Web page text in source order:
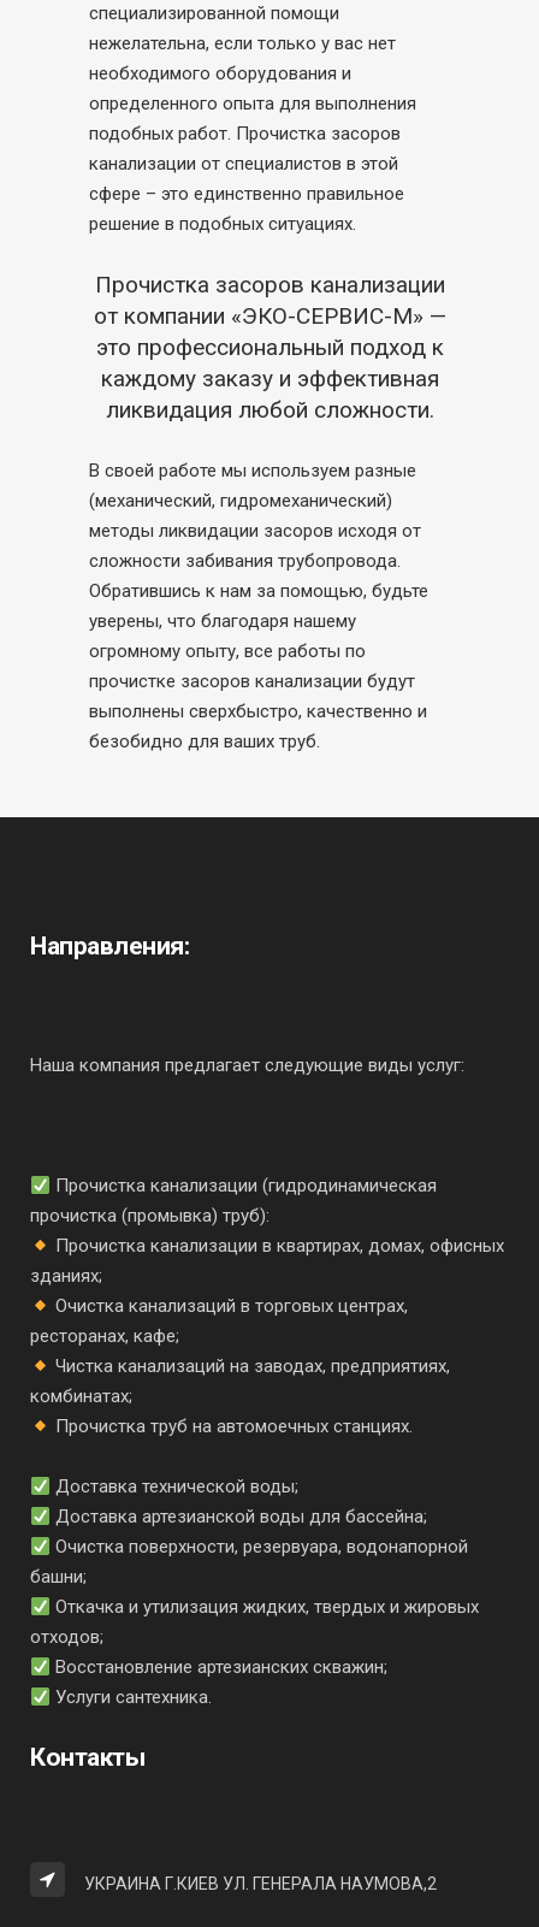
специализированной помощи
нежелательна, если только у вас нет
необходимого оборудования и
определенного опыта для выполнения
подобных работ. Прочистка засоров
канализации от специалистов в этой
сфере – это единственно правильное
решение в подобных ситуациях.
Прочистка засоров канализации
от компании «ЭКО-СЕРВИС-М» —
это профессиональный подход к
каждому заказу и эффективная
ликвидация любой сложности.
В своей работе мы используем разные
(механический, гидромеханический)
методы ликвидации засоров исходя от
сложности забивания трубопровода.
Обратившись к нам за помощью, будьте
уверены, что благодаря нашему
огромному опыту, все работы по
прочистке засоров канализации будут
выполнены сверхбыстро, качественно и
безобидно для ваших труб.
Направления:
Наша компания предлагает следующие виды услуг:
Прочистка канализации (гидродинамическая
прочистка (промывка) труб):
Прочистка канализации в квартирах, домах, офисных
зданиях;
Очистка канализаций в торговых центрах,
ресторанах, кафе;
Чистка канализаций на заводах, предприятиях,
комбинатах;
Прочистка труб на автомоечных станциях.
Доставка технической воды;
Доставка артезианской воды для бассейна;
Очистка поверхности, резервуара, водонапорной
башни;
Откачка и утилизация жидких, твердых и жировых
отходов;
Восстановление артезианских скважин;
Услуги сантехника.
Контакты
УКРАИНА Г.КИЕВ УЛ. ГЕНЕРАЛА НАУМОВА,2